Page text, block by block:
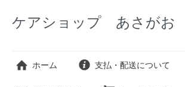
ケアショップ あさがお
ホーム 支払・配送について